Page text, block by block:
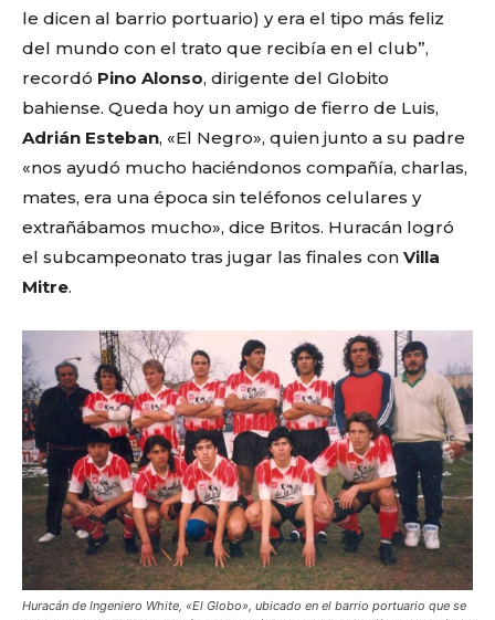
le dicen al barrio portuario) y era el tipo más feliz
del mundo con el trato que recibía en el club”,
recordó Pino Alonso, dirigente del Globito
bahiense. Queda hoy un amigo de fierro de Luis,
Adrián Esteban, «El Negro», quien junto a su padre
«nos ayudó mucho haciéndonos compañía, charlas,
mates, era una época sin teléfonos celulares y
extrañábamos mucho», dice Britos. Huracán logró
el subcampeonato tras jugar las finales con Villa
Mitre.
Huracán de Ingeniero White, «El Globo», ubicado en el barrio portuario que se